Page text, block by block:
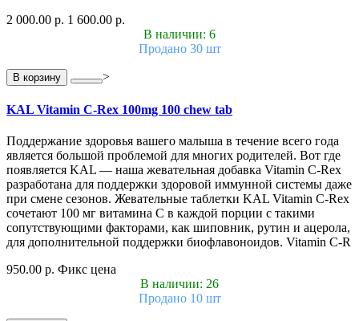
2 000.00 р. 1 600.00 р.
В наличии: 6
Продано 30 шт
В корзину >
KAL Vitamin C-Rex 100mg 100 chew tab
Поддержание здоровья вашего малыша в течение всего года
является большой проблемой для многих родителей. Вот где
появляется KAL — наша жевательная добавка Vitamin C-Rex
разработана для поддержки здоровой иммунной системы даже
при смене сезонов. Жевательные таблетки KAL Vitamin C-Rex
сочетают 100 мг витамина C в каждой порции с такими
сопутствующими факторами, как шиповник, рутин и ацерола,
для дополнительной поддержки биофлавоноидов. Vitamin C-R
950.00 р. Фикс цена
В наличии: 26
Продано 10 шт